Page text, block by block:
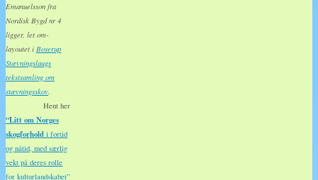
Emanuelsson fra
Nordisk Bygd nr 4
ligger, let om-
layoutet i Boserup
Stævningslaugs
tekstsamling om
stævningsskov.
Hent her
“Litt om Norges
skogforhold i fortid
og nåtid, med særlig
vekt på deres rolle
for kulturlandskabet”